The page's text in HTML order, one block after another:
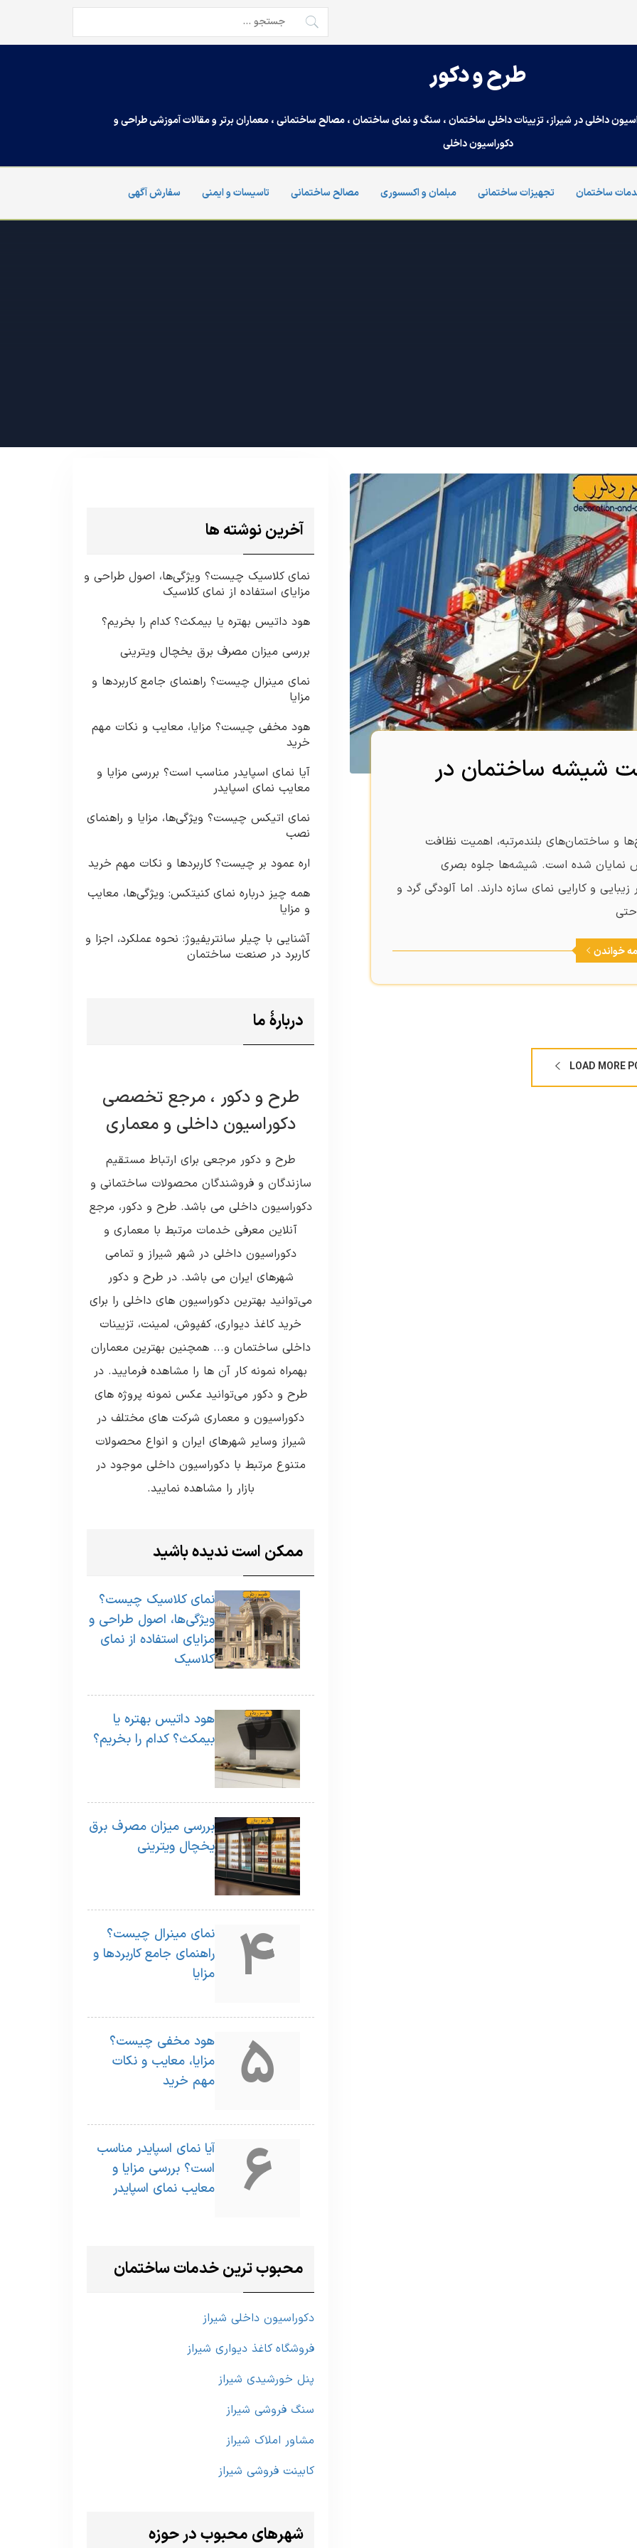
جستجو
برای:
طرح و دکور
داخلی در شیراز، تزیینات داخلی ساختمان ، سنگ و نمای ساختمان ، مصالح ساختمانی ، معماران برتر و مقالات آموزشی طراحی و
دکوراسیون داخلی
ساختمان تجهیزات ساختمانی مبلمان و اکسسوری مصالح ساختمانی تاسیسات و ایمنی سفارش آگهی
شیشه ساختمان در
و ساختمان‌های بلندمرتبه، اهمیت نظافت
نمایان شده است. شیشه‌ها جلوه بصری
و کارایی نمای سازه دارند. اما آلودگی گرد و
حتی
خواندن
آخرین نوشته ها
نمای کلاسیک چیست؟ ویژگی‌ها، اصول طراحی و
مزایای استفاده از نمای کلاسیک
هود داتیس بهتره یا بیمکث؟ کدام را بخریم؟
بررسی میزان مصرف برق یخچال ویترینی
نمای مینرال چیست؟ راهنمای جامع کاربردها و
مزایا
هود مخفی چیست؟ مزایا، معایب و نکات مهم
خرید
آیا نمای اسپایدر مناسب است؟ بررسی مزایا و
معایب نمای اسپایدر
نمای اتیکس چیست؟ ویژگی‌ها، مزایا و راهنمای
نصب
اره عمود بر چیست؟ کاربردها و نکات مهم خرید
همه چیز درباره نمای کنیتکس: ویژگی‌ها، معایب
و مزایا
آشنایی با چیلر سانتریفیوژ: نحوه عملکرد، اجزا و
کاربرد در صنعت ساختمان
دربارۀ ما
طرح و دکور ، مرجع تخصصی
دکوراسیون داخلی و معماری
طرح و دکور مرجعی برای ارتباط مستقیم
سازندگان و فروشندگان محصولات ساختمانی و
دکوراسیون داخلی می باشد. طرح و دکور، مرجع
آنلاین معرفی خدمات مرتبط با معماری و
دکوراسیون داخلی در شهر شیراز و تمامی
شهرهای ایران می باشد. در طرح و دکور
می‌توانید بهترین دکوراسیون های داخلی را برای
خرید کاغذ دیواری، کفپوش، لمینت، تزیینات
داخلی ساختمان و... همچنین بهترین معماران
بهمراه نمونه کار آن ها را مشاهده فرمایید. در
طرح و دکور می‌توانید عکس نمونه پروژه های
دکوراسیون و معماری شرکت های مختلف در
شیراز وسایر شهرهای ایران و انواع محصولات
متنوع مرتبط با دکوراسیون داخلی موجود در
بازار را مشاهده نمایید.
ممکن است ندیده باشید
1
نمای کلاسیک چیست؟
ویژگی‌ها، اصول طراحی و
مزایای استفاده از نمای
کلاسیک
2
هود داتیس بهتره یا
بیمکث؟ کدام را بخریم؟
3
بررسی میزان مصرف برق
یخچال ویترینی
4
نمای مینرال چیست؟
راهنمای جامع کاربردها و
مزایا
5
هود مخفی چیست؟
مزایا، معایب و نکات
مهم خرید
6
آیا نمای اسپایدر مناسب
است؟ بررسی مزایا و
معایب نمای اسپایدر
محبوب ترین خدمات ساختمان
دکوراسیون داخلی شیراز
فروشگاه کاغذ دیواری شیراز
پنل خورشیدی شیراز
سنگ فروشی شیراز
مشاور املاک شیراز
کابینت فروشی شیراز
شهرهای محبوب در حوزه